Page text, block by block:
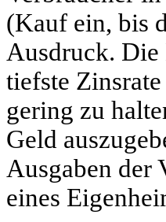
(Kauf ein, bis
Ausdruck. Die
tiefste
gering zu
Geld
Ausgaben der
eines